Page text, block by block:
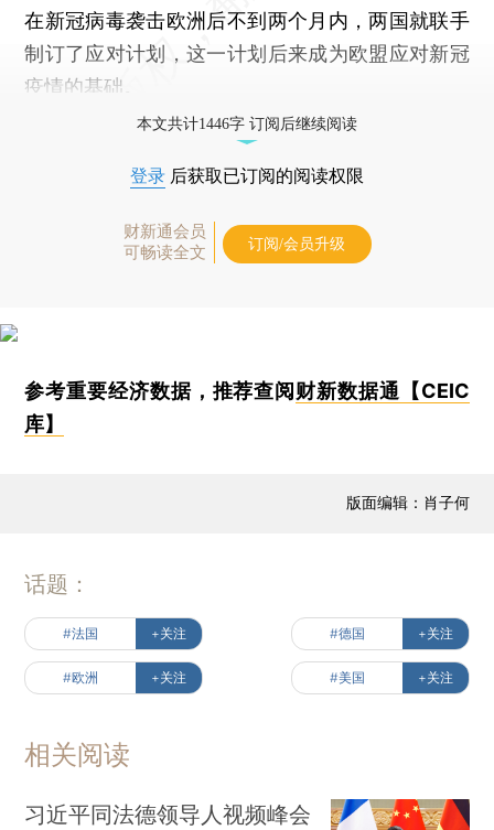
在新冠病毒袭击欧洲后不到两个月内，两国就联手
制订了应对计划，这一计划后来成为欧盟应对新冠
疫情的基础。
本文共计1446字 订阅后继续阅读
登录 后获取已订阅的阅读权限
财新通会员
可畅读全文
订阅/会员升级
参考重要经济数据，推荐查阅财新数据通【CEIC
库】
版面编辑：肖子何
话题：
#法国 +关注 #德国 +关注
#欧洲 +关注 #美国 +关注
相关阅读
习近平同法德领导人视频峰会